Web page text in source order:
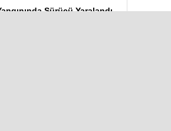
Sürücü Yaralandı